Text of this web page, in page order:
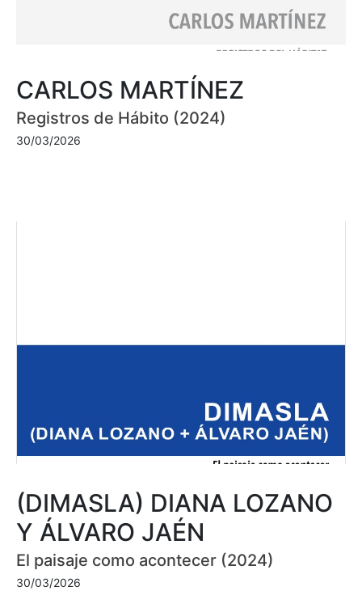
CARLOS MARTÍNEZ
Registros de Hábito (2024)
30/03/2026
(DIMASLA) DIANA LOZANO
Y ÁLVARO JAÉN
El paisaje como acontecer (2024)
30/03/2026